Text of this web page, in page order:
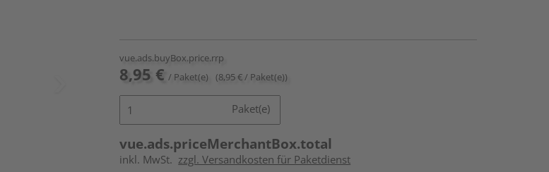
vue.ads.buyBox.price.rrp
8,95 € / Paket(e) (8,95 € / Paket(e))
Paket(e)
vue.ads.priceMerchantBox.total
inkl. MwSt. zzgl. Versandkosten für Paketdienst